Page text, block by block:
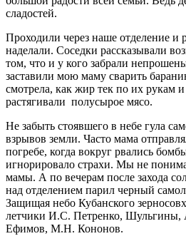
сладостей.
Проходили через наше отделение
наделали. Соседки рассказывали
том, что и у кого забрали
заставили мою маму сварить
смотрела, как жир тек по их рукам
растягивали полусырое мясо.
Не забыть стоявшего в небе гула
взрывов земли. Часто мама
погребе, когда вокруг рвались
игнорировало страхи. Мы не
мамы. А по вечерам после захода
над отделением парил черный
Защищая небо Кубанского
летчики И.С. Петренко,
Ефимов, М.Н. Кононов.